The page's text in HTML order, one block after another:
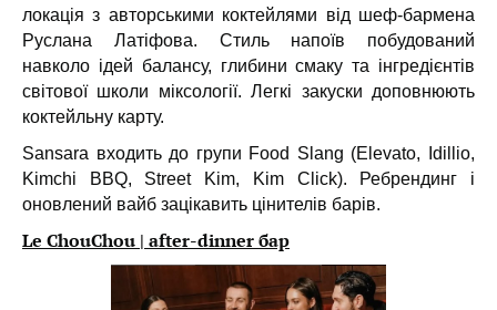
локація з авторськими коктейлями від шеф-бармена
Руслана Латіфова. Стиль напоїв побудований
навколо ідей балансу, глибини смаку та інгредієнтів
світової школи міксології. Легкі закуски доповнюють
коктейльну карту.
Sansara входить до групи Food Slang (Elevato, Idillio,
Kimchi BBQ, Street Kim, Kim Click). Ребрендинг і
оновлений вайб зацікавить цінителів барів.
Le ChouChou | after-dinner бар